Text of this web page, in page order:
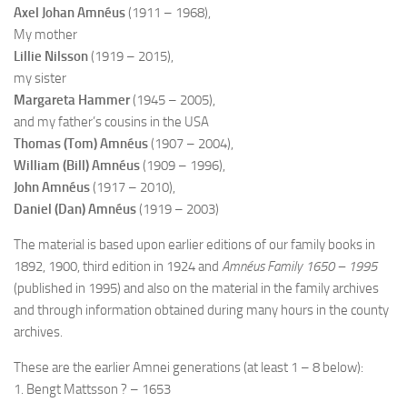
Axel Johan Amnéus(1911 – 1968),
My mother
Lillie Nilsson(1919 – 2015),
my sister
Margareta Hammer(1945 – 2005),
and my father’s cousins in the USA
Thomas (Tom) Amnéus(1907 – 2004),
William (Bill) Amnéus(1909 – 1996),
John Amnéus(1917 – 2010),
Daniel (Dan) Amnéus(1919 – 2003)
The material is based upon earlier editions of our family books in
1892, 1900, third edition in 1924 and Amnéus Family 1650 – 1995
(published in 1995) and also on the material in the family archives
and through information obtained during many hours in the county
archives.
These are the earlier Amnei generations (at least 1 – 8 below):
1. Bengt Mattsson ? – 1653